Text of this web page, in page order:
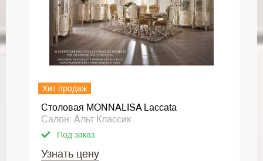
Хит продаж
Столовая MONNALISA Laccata
Салон: Альт Классик
Под заказ
Узнать цену